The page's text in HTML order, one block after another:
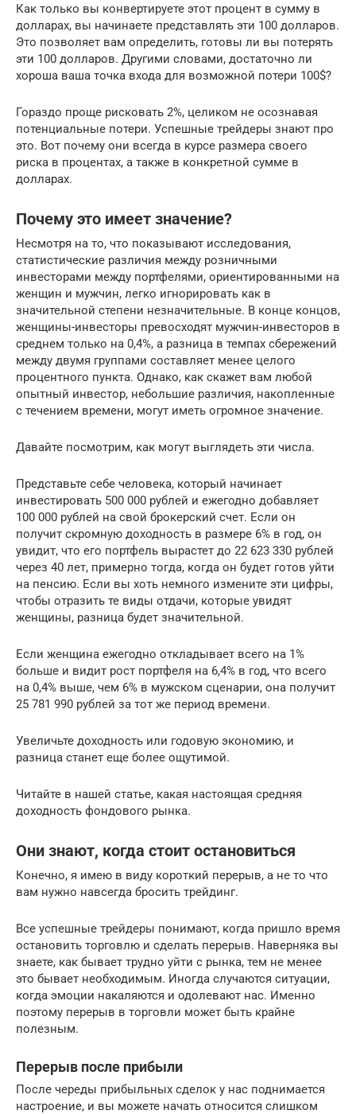
Как только вы конвертируете этот процент в сумму в
долларах, вы начинаете представлять эти 100 долларов.
Это позволяет вам определить, готовы ли вы потерять
эти 100 долларов. Другими словами, достаточно ли
хороша ваша точка входа для возможной потери 100$?
Гораздо проще рисковать 2%, целиком не осознавая
потенциальные потери. Успешные трейдеры знают про
это. Вот почему они всегда в курсе размера своего
риска в процентах, а также ​​в конкретной сумме в
долларах.
Почему это имеет значение?
Несмотря на то, что показывают исследования,
статистические различия между розничными
инвесторами между портфелями, ориентированными на
женщин и мужчин, легко игнорировать как в
значительной степени незначительные. В конце концов,
женщины-инвесторы превосходят мужчин-инвесторов в
среднем только на 0,4%, а разница в темпах сбережений
между двумя группами составляет менее целого
процентного пункта. Однако, как скажет вам любой
опытный инвестор, небольшие различия, накопленные
с течением времени, могут иметь огромное значение.
Давайте посмотрим, как могут выглядеть эти числа.
Представьте себе человека, который начинает
инвестировать 500 000 рублей и ежегодно добавляет
100 000 рублей на свой брокерский счет. Если он
получит скромную доходность в размере 6% в год, он
увидит, что его портфель вырастет до 22 623 330 рублей
через 40 лет, примерно тогда, когда он будет готов уйти
на пенсию. Если вы хоть немного измените эти цифры,
чтобы отразить те виды отдачи, которые увидят
женщины, разница будет значительной.
Если женщина ежегодно откладывает всего на 1%
больше и видит рост портфеля на 6,4% в год, что всего
на 0,4% выше, чем 6% в мужском сценарии, она получит
25 781 990 рублей за тот же период времени.
Увеличьте доходность или годовую экономию, и
разница станет еще более ощутимой.
Читайте в нашей статье, какая настоящая средняя
доходность фондового рынка.
Они знают, когда стоит остановиться
Конечно, я имею в виду короткий перерыв, а не то что
вам нужно навсегда бросить трейдинг.
Все успешные трейдеры понимают, когда пришло время
остановить торговлю и сделать перерыв. Наверняка вы
знаете, как бывает трудно уйти с рынка, тем не менее
это бывает необходимым. Иногда случаются ситуации,
когда эмоции накаляются и одолевают нас. Именно
поэтому перерыв в торговли может быть крайне
полезным.
Перерыв после прибыли
После череды прибыльных сделок у нас поднимается
настроение, и вы можете начать относится слишком